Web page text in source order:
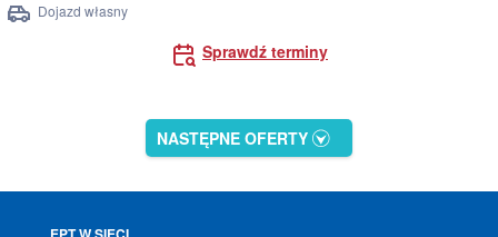
Dojazd własny
Sprawdź terminy
NASTĘPNE OFERTY